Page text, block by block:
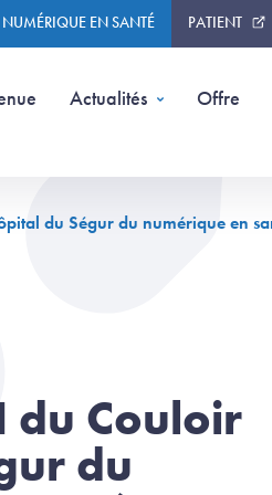
NUMÉRIQUE EN SANTÉ PATIENT
Actualités Offre
du Ségur du numérique en
du Couloir
du